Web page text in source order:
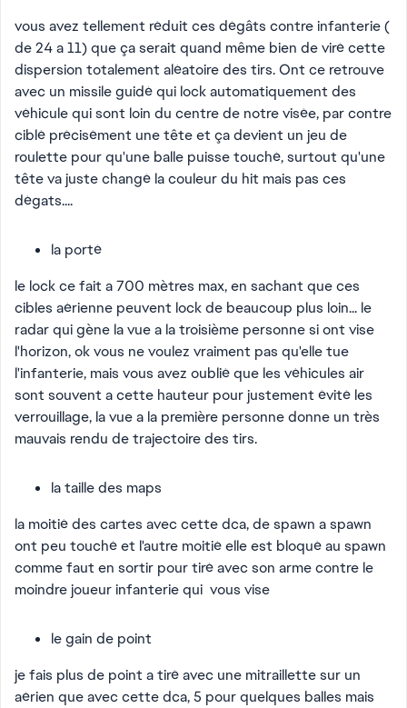
vous avez tellement réduit ces dégâts contre infanterie (
de 24 a 11) que ça serait quand même bien de viré cette
dispersion totalement aléatoire des tirs. Ont ce retrouve
avec un missile guidé qui lock automatiquement des
véhicule qui sont loin du centre de notre visée, par contre
ciblé précisément une tête et ça devient un jeu de
roulette pour qu'une balle puisse touché, surtout qu'une
tête va juste changé la couleur du hit mais pas ces
dégats....
la porté
le lock ce fait a 700 mètres max, en sachant que ces
cibles aérienne peuvent lock de beaucoup plus loin... le
radar qui gène la vue a la troisième personne si ont vise
l'horizon, ok vous ne voulez vraiment pas qu'elle tue
l'infanterie, mais vous avez oublié que les véhicules air
sont souvent a cette hauteur pour justement évité les
verrouillage, la vue a la première personne donne un très
mauvais rendu de trajectoire des tirs.
la taille des maps
la moitié des cartes avec cette dca, de spawn a spawn
ont peu touché et l'autre moitié elle est bloqué au spawn
comme faut en sortir pour tiré avec son arme contre le
moindre joueur infanterie qui vous vise
le gain de point
je fais plus de point a tiré avec une mitraillette sur un
aérien que avec cette dca, 5 pour quelques balles mais